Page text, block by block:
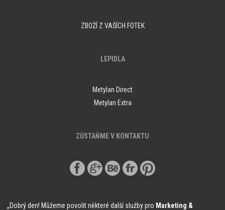
ZBOŽÍ Z VAŠÍCH FOTEK
LEPIDLA
Metylan Direct
Metylan Extra
ZŮSTAŇME V KONTAKTU
„Dobrý den! Můžeme povolit některé další služby pro Marketing &